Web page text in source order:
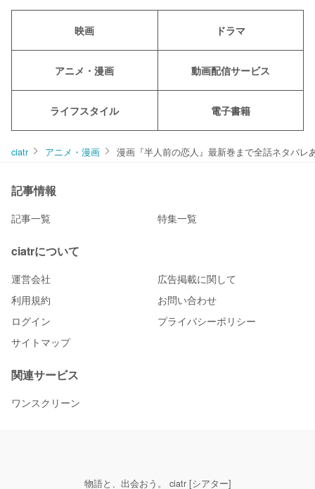
映画 ドラマ
アニメ・漫画 動画配信サービス
ライフスタイル 電子書籍
ciatr アニメ・漫画 漫画『半人前の恋人』最新巻まで全話ネタバ
記事情報
記事一覧 特集一覧
ciatrについて
運営会社
広告掲載に関して
利用規約
お問い合わせ
ログイン
プライバシーポリシー
サイトマップ
関連サービス
ワンスクリーン
物語と、出会おう。 ciatr [シアター]